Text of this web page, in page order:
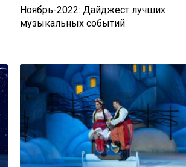
Ноябрь-2022: Дайджест лучших
музыкальных событий